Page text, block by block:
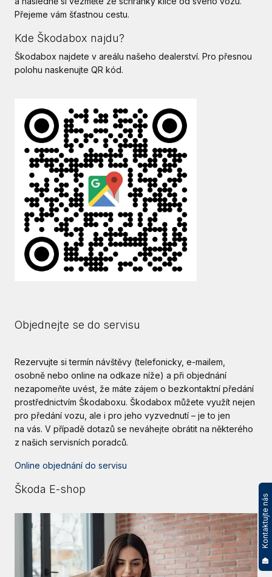
Přejeme vám šťastnou cestu.
Kde Škodabox najdu?
Škodabox najdete v areálu našeho dealerství. Pro přesnou
polohu naskenujte QR kód.
Objednejte se do servisu
Rezervujte si termín návštěvy (telefonicky, e-mailem,
osobně nebo online na odkaze níže) a při objednání
nezapomeňte uvést, že máte zájem o bezkontaktní předání
prostřednictvím Škodaboxu. Škodabox můžete využít nejen
pro předání vozu, ale i pro jeho vyzvednutí – je to jen
na vás. V případě dotazů se neváhejte obrátit na některého
z našich servisních poradců.
Online objednání do servisu
Škoda E-shop
Kontaktujte nás